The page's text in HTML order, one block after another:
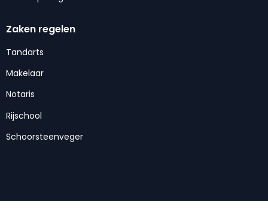
Zaken regelen
Tandarts
Makelaar
Notaris
Rijschool
Schoorsteenveger